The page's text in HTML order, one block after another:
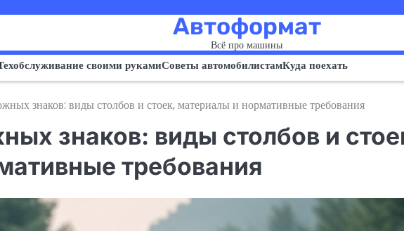
Автоформат
Всё про машины
своими рукамиСоветы автомобилистамКуда поехать
знаков: виды столбов и стоек, материалы и нормативные требования
знаков: виды столбов и
требования